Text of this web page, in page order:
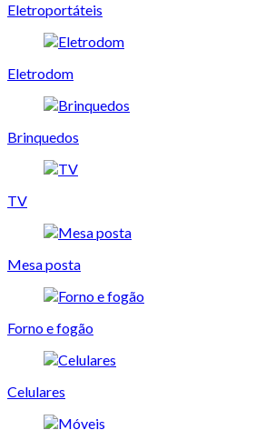
Eletroportáteis
Eletrodom
Brinquedos
TV
Mesa posta
Forno e fogão
Celulares